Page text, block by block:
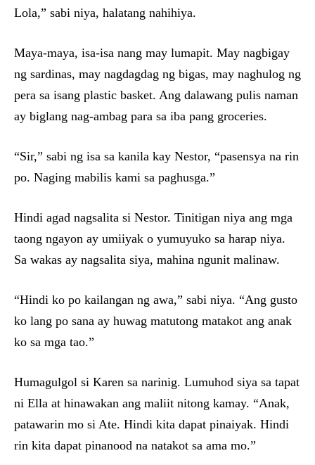
Lola,” sabi niya, halatang nahihiya.
Maya-maya, isa-isa nang may lumapit. May nagbigay
ng sardinas, may nagdagdag ng bigas, may naghulog ng
pera sa isang plastic basket. Ang dalawang pulis naman
ay biglang nag-ambag para sa iba pang groceries.
“Sir,” sabi ng isa sa kanila kay Nestor, “pasensya na rin
po. Naging mabilis kami sa paghusga.”
Hindi agad nagsalita si Nestor. Tinitigan niya ang mga
taong ngayon ay umiiyak o yumuyuko sa harap niya.
Sa wakas ay nagsalita siya, mahina ngunit malinaw.
“Hindi ko po kailangan ng awa,” sabi niya. “Ang gusto
ko lang po sana ay huwag matutong matakot ang anak
ko sa mga tao.”
Humagulgol si Karen sa narinig. Lumuhod siya sa tapat
ni Ella at hinawakan ang maliit nitong kamay. “Anak,
patawarin mo si Ate. Hindi kita dapat pinaiyak. Hindi
rin kita dapat pinanood na natakot sa ama mo.”